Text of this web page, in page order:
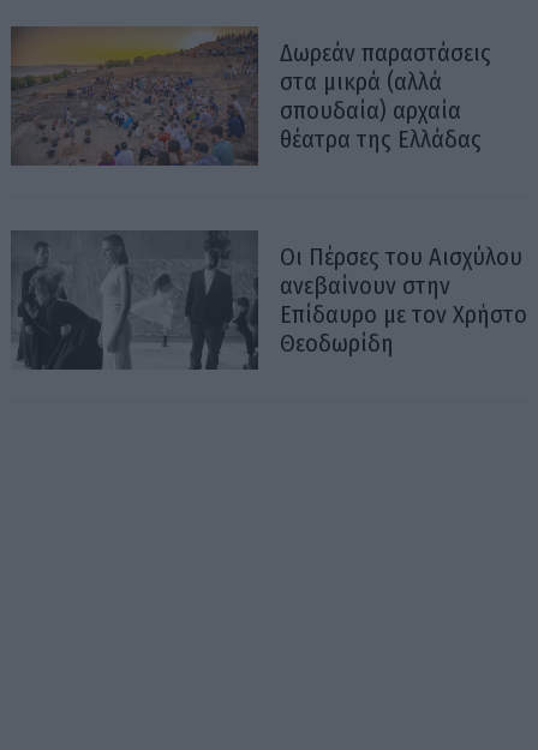
Δωρεάν παραστάσεις
στα μικρά (αλλά
σπουδαία) αρχαία
θέατρα της Ελλάδας
Οι Πέρσες του Αισχύλου
ανεβαίνουν στην
Επίδαυρο με τον Χρήστο
Θεοδωρίδη